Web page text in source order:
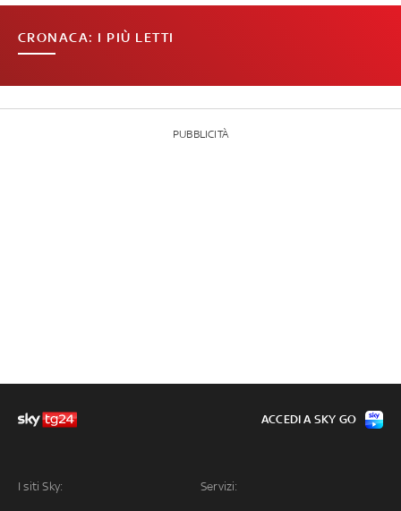
CRONACA: I PIÙ LETTI
PUBBLICITÀ
I siti Sky: Servizi:
ACCEDI A SKY GO